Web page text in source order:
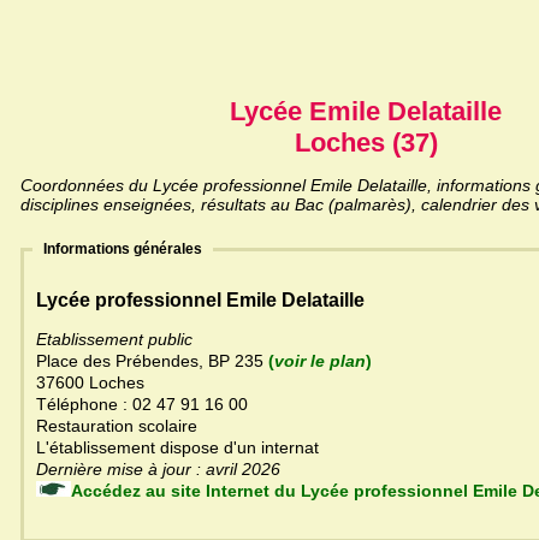
Lycée Emile Delataille
Loches (37)
Coordonnées du Lycée professionnel Emile Delataille, informations
disciplines enseignées, résultats au Bac (palmarès), calendrier des
Informations générales
Lycée professionnel Emile Delataille
Etablissement public
Place des Prébendes, BP 235 (voir le plan)
37600 Loches
Téléphone : 02 47 91 16 00
Restauration scolaire
L'établissement dispose d'un internat
Dernière mise à jour : avril 2026
Accédez au site Internet du Lycée professionnel